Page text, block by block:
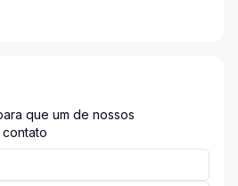
que um de nossos